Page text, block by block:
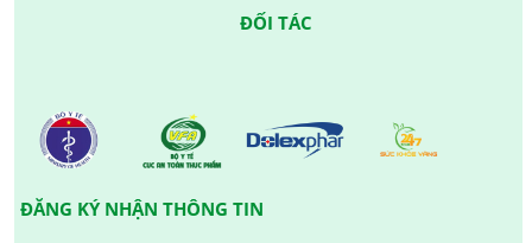
ĐỐI TÁC
ĐĂNG KÝ NHẬN THÔNG TIN